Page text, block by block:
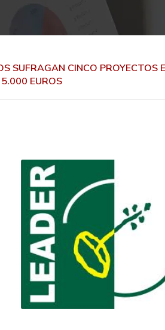
SUFRAGAN CINCO PROYECTOS
EUROS